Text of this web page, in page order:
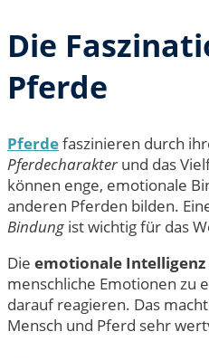
Die
Pferde
Pferdefaszinieren durch
Pferdecharakter und das
können enge, emotionale
anderen Pferden bilden.
Bindung ist wichtig für das
Die emotionale
menschliche Emotionen zu
darauf reagieren. Das
Mensch und Pferd sehr